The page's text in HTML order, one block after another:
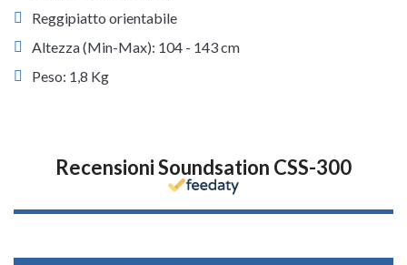
Reggipiatto orientabile
Altezza (Min-Max): 104 - 143 cm
Peso: 1,8 Kg
Recensioni Soundsation CSS-300